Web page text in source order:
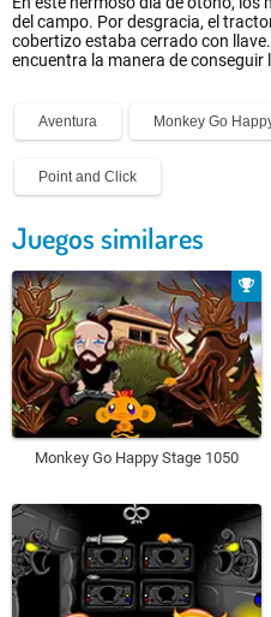
del campo. Por desgracia, el
cobertizo estaba cerrado con
encuentra la manera de conseguir
Aventura Monkey Go
Point and Click
Juegos similares
Monkey Go Happy Stage 1050